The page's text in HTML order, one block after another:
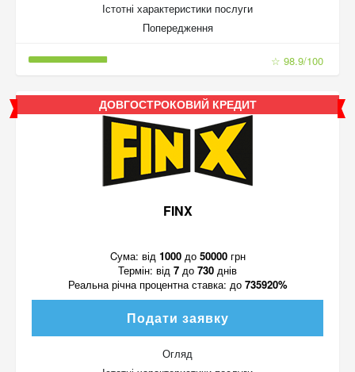
Істотні характеристики послуги
Попередження
☆ 98.9/100
ДОВГОСТРОКОВИЙ КРЕДИТ
FINX
Cума: від 1000до 50000грн
Термін: від 7 до 730 днів
Реальна річна процентна ставка: до 735920%
Подати заявку
Огляд